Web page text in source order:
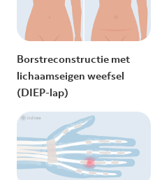
Borstreconstructie met
lichaamseigen weefsel
(DIEP-lap)